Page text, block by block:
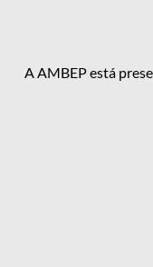
A AMBEP está